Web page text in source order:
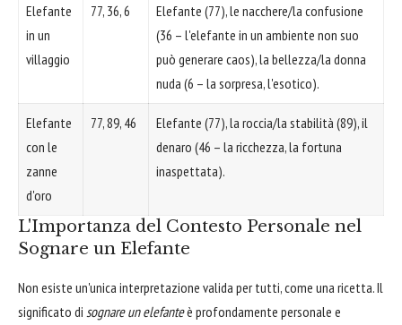
Elefante
in un
villaggio
77, 36, 6
Elefante (77), le nacchere/la confusione
(36 – l'elefante in un ambiente non suo
può generare caos), la bellezza/la donna
nuda (6 – la sorpresa, l'esotico).
Elefante
con le
zanne
d'oro
77, 89, 46
Elefante (77), la roccia/la stabilità (89), il
denaro (46 – la ricchezza, la fortuna
inaspettata).
L'Importanza del Contesto Personale nel
Sognare un Elefante
Non esiste un'unica interpretazione valida per tutti, come una ricetta. Il
significato di sognare un elefanteè profondamente personale e